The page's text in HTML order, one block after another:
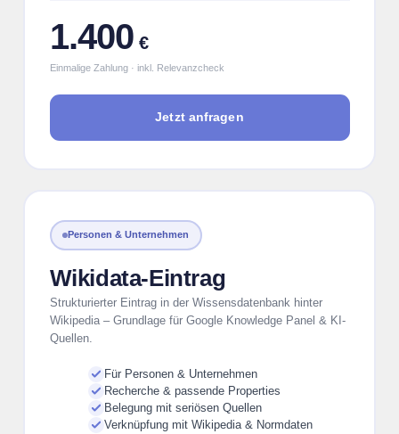
1.400€
Einmalige Zahlung · inkl. Relevanzcheck
Jetzt anfragen
Personen & Unternehmen
Wikidata-Eintrag
Strukturierter Eintrag in der Wissensdatenbank hinter
Wikipedia – Grundlage für Google Knowledge Panel & KI-
Quellen.
Für Personen & Unternehmen
Recherche & passende Properties
Belegung mit seriösen Quellen
Verknüpfung mit Wikipedia & Normdaten